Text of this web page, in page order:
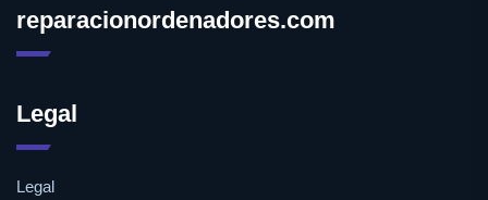
reparacionordenadores.com
Legal
Legal